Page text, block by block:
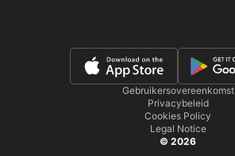
Gebruikersovereenkomst
Privacybeleid
Cookies Policy
Legal Notice
© 2026